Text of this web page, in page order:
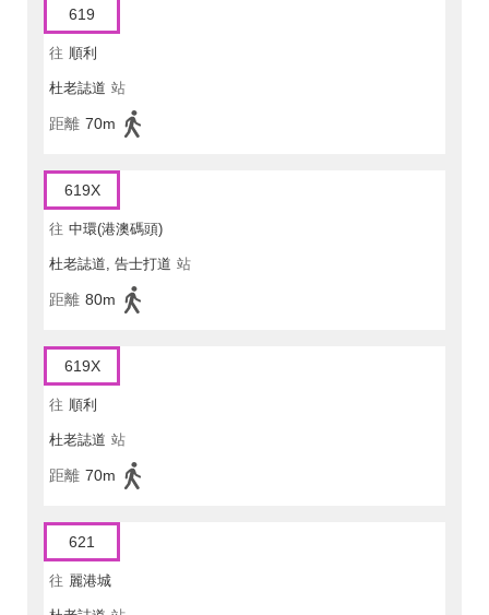
619
往 順利
杜老誌道 站
距離 70m
619X
往 中環(港澳碼頭)
杜老誌道, 告士打道 站
距離 80m
619X
往 順利
杜老誌道 站
距離 70m
621
往 麗港城